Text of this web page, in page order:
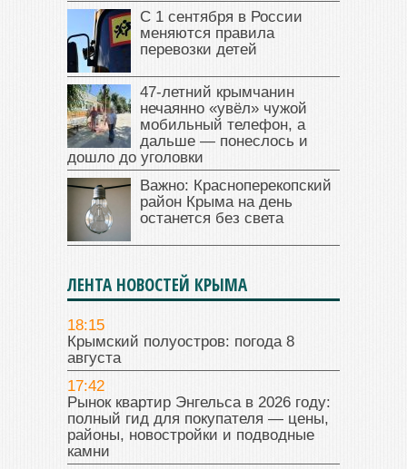
С 1 сентября в России
меняются правила
перевозки детей
47‑летний крымчанин
нечаянно «увёл» чужой
мобильный телефон, а
дальше — понеслось и
дошло до уголовки
Важно: Красноперекопский
район Крыма на день
останется без света
ЛЕНТА НОВОСТЕЙ КРЫМА
18:15
Крымский полуостров: погода 8
августа
17:42
Рынок квартир Энгельса в 2026 году:
полный гид для покупателя — цены,
районы, новостройки и подводные
камни